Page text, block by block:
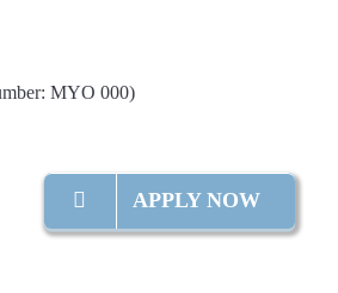
MYO 000)
APPLY NOW